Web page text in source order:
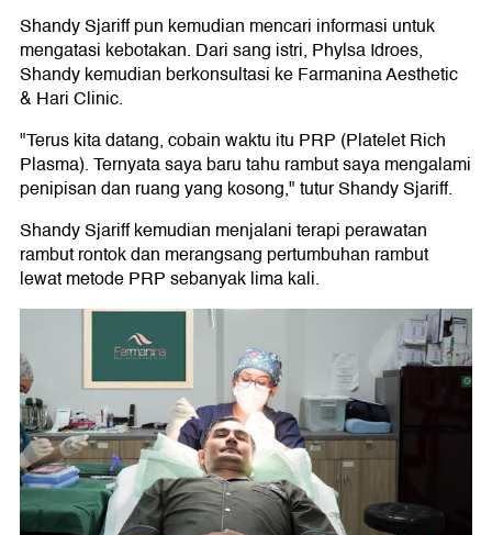
Shandy Sjariff pun kemudian mencari informasi untuk
mengatasi kebotakan. Dari sang istri, Phylsa Idroes,
Shandy kemudian berkonsultasi ke Farmanina Aesthetic
& Hari Clinic.
"Terus kita datang, cobain waktu itu PRP (Platelet Rich
Plasma). Ternyata saya baru tahu rambut saya mengalami
penipisan dan ruang yang kosong," tutur Shandy Sjariff.
Shandy Sjariff kemudian menjalani terapi perawatan
rambut rontok dan merangsang pertumbuhan rambut
lewat metode PRP sebanyak lima kali.